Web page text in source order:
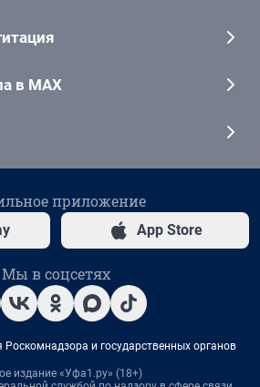
в MAX
приложение
App Store
Мы в соцсетях
и государственных органов
издание «Уфа1.ру» (18+)